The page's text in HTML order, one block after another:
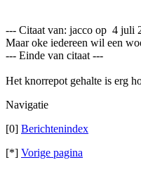
--- Citaat van: jacco op 4 juli
Maar oke iedereen wil een
--- Einde van citaat ---
Het knorrepot gehalte is erg
Navigatie
[0] Berichtenindex
[*] Vorige pagina